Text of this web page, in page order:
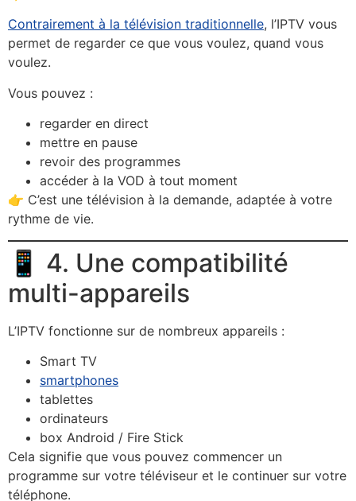
Contrairement à la télévision traditionnelle, l’IPTV vous
permet de regarder ce que vous voulez, quand vous
voulez.
Vous pouvez :
regarder en direct
mettre en pause
revoir des programmes
accéder à la VOD à tout moment
👉 C’est une télévision à la demande, adaptée à votre
rythme de vie.
📱 4. Une compatibilité
multi-appareils
L’IPTV fonctionne sur de nombreux appareils :
Smart TV
smartphones
tablettes
ordinateurs
box Android / Fire Stick
Cela signifie que vous pouvez commencer un
programme sur votre téléviseur et le continuer sur votre
téléphone.